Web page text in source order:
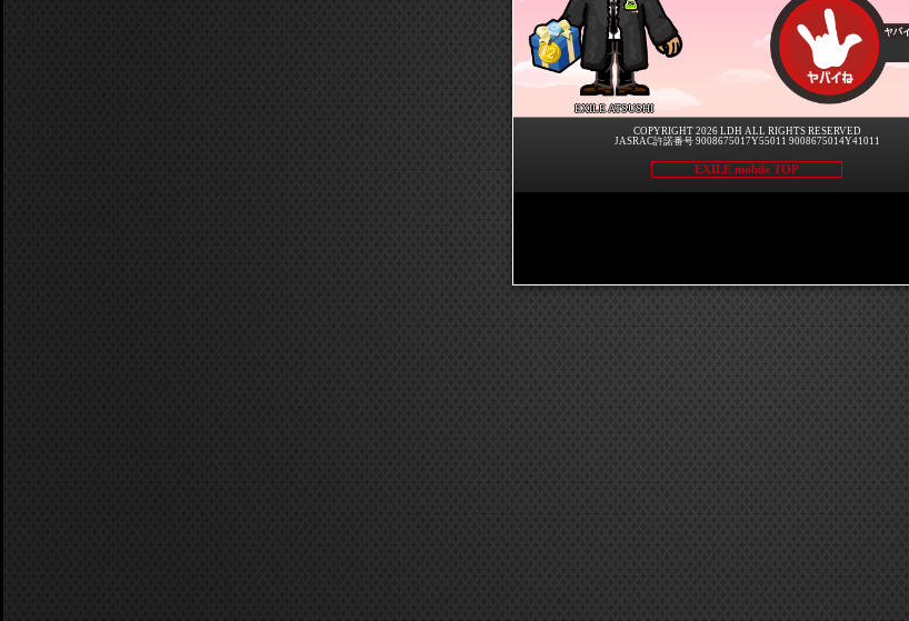
EXILE ATSUSHI
COPYRIGHT 2026 LDH ALL RIGHTS RESERVED
JASRAC許諾番号 9008675017Y55011 9008675014Y41011
EXILE mobile TOP